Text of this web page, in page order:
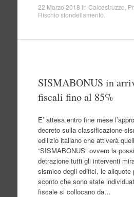
22 Marzo 2018 in Calcestruzzo
Rischio sfondellamento
SISMABONUS in
fiscali fino al 85%
E’ attesa entro fine mese
decreto sulla classificazione
edilizio italiano che attiverà
“SISMABONUS” ovvero la
detrazione tutti gli interventi
sismico degli edifici, le aliquote
sconto che sono state
fiscale si collocano da…